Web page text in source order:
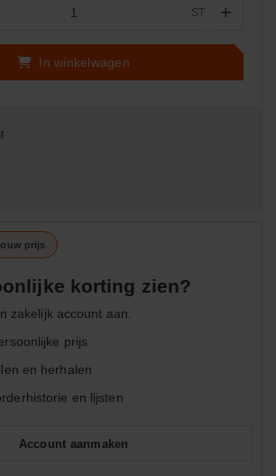
ST +
In winkelwagen
prijs
korting zien?
zakelijk account aan.
prijs
en herhalen
en lijsten
Account aanmaken